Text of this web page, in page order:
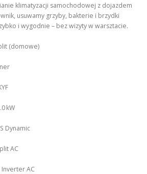
klimatyzacji samochodowej z dojazdem
usuwamy grzyby, bakterie i brzydki
i wygodnie – bez wizyty w warsztacie.
(domowe)
kW
Dynamic
AC
Inverter AC